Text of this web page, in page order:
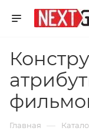
Главная —